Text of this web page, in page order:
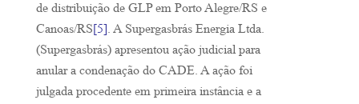
de distribuição de GLP em Porto Alegre/RS e
Canoas/RS[5]. A Supergasbrás Energia Ltda.
(Supergasbrás) apresentou ação judicial para
anular a condenação do CADE. A ação foi
julgada procedente em primeira instância e a